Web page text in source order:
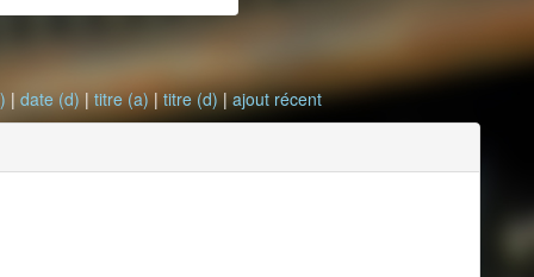
|date (d)|titre (a)|titre (d)|ajout récent